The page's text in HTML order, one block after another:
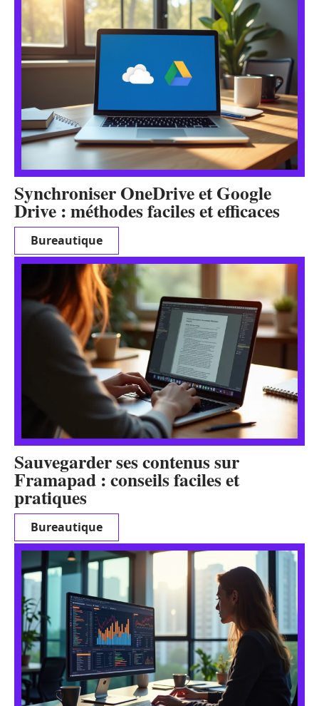
Synchroniser OneDrive et Google
Drive : méthodes faciles et efficaces
Bureautique
Sauvegarder ses contenus sur
Framapad : conseils faciles et
pratiques
Bureautique